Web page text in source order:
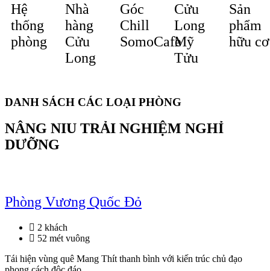
Hệ
thống
phòng
Nhà
hàng
Cửu
Long
Góc
Chill
SomoCafe
Cửu
Long
Mỹ
Tửu
Sản
phẩm
hữu cơ
DANH SÁCH CÁC LOẠI PHÒNG
NÂNG NIU TRẢI NGHIỆM NGHỈ
DƯỠNG
Phòng Vương Quốc Đỏ
2 khách
52 mét vuông
Tái hiện vùng quê Mang Thít thanh bình với kiến trúc chủ đạo